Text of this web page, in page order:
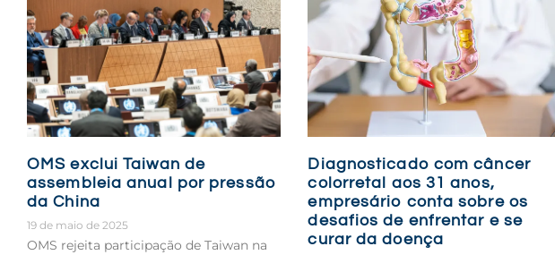
OMS exclui Taiwan de
assembleia anual por pressão
da China
19 de maio de 2025
OMS rejeita participação de Taiwan na
Diagnosticado com câncer
colorretal aos 31 anos,
empresário conta sobre os
desafios de enfrentar e se
curar da doença